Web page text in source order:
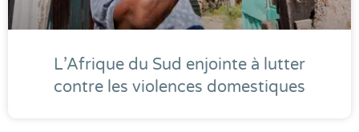
L’Afrique du Sud enjointe à lutter
contre les violences domestiques